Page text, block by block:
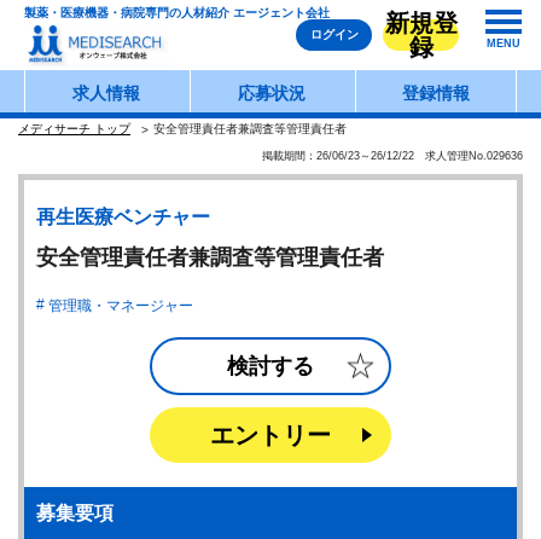
製薬・医療機器・病院専門の人材紹介 エージェント会社
ログイン
新規登
録
MENU
求人情報 応募状況 登録情報
メディサーチ トップ 安全管理責任者兼調査等管理責任者
掲載期間：26/06/23～26/12/22 求人管理No.029636
再生医療ベンチャー
安全管理責任者兼調査等管理責任者
管理職・マネージャー
検討する
エントリー
募集要項